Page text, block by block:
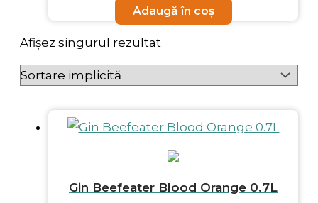
Adaugă în coș
Afișez singurul rezultat
Gin Beefeater Blood Orange 0.7L